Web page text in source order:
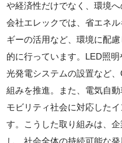
や経済性だけでなく、環境
会社エレックでは、省エネ
ギーの活用など、環境に配
的に行っています。LED照
光発電システムの設置など
組みを推進。また、電気自
モビリティ社会に対応した
す。こうした取り組みは、
し、社会全体の持続可能な発